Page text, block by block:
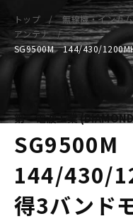
トップ
無線機・インカ
アンテナ
SG9500M 144/430/
第一電波工業
SG9500M
144/430/
得3バンド